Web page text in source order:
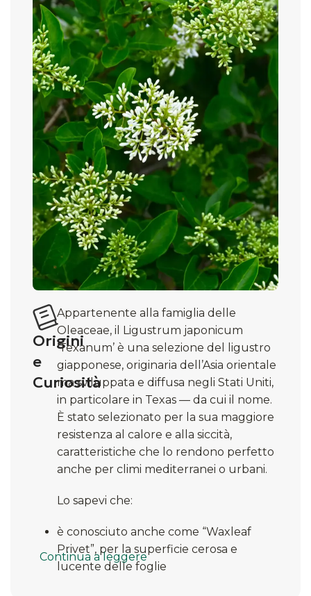
Origini
e
Curiosità
Appartenente alla famiglia delle
Oleaceae, il Ligustrum japonicum
‘Texanum’ è una selezione del ligustro
giapponese, originaria dell’Asia orientale
ma sviluppata e diffusa negli Stati Uniti,
in particolare in Texas — da cui il nome.
È stato selezionato per la sua maggiore
resistenza al calore e alla siccità,
caratteristiche che lo rendono perfetto
anche per climi mediterranei o urbani.
Lo sapevi che:
è conosciuto anche come “Waxleaf
Privet”, per la superficie cerosa e
lucente delle foglie
Continua a leggere